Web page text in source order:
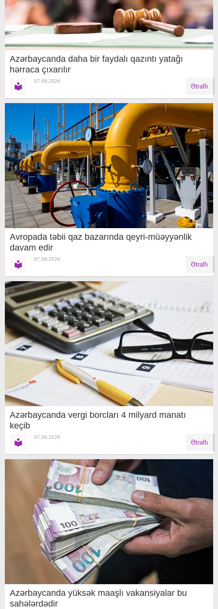
Azərbaycanda daha bir faydalı qazıntı yatağı
hərraca çıxarılır
07.08.2026
Ətraflı
Avropada təbii qaz bazarında qeyri-müəyyənlik
davam edir
07.08.2026
Ətraflı
Azərbaycanda vergi borcları 4 milyard manatı
keçib
07.08.2026
Ətraflı
Azərbaycanda yüksək maaşlı vakansiyalar bu
sahələrdədir